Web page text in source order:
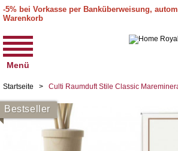
-5% bei Vorkasse per Banküberweisung,
Warenkorb
Menü
Startseite > Culti Raumduft Stile Classic
Bestseller